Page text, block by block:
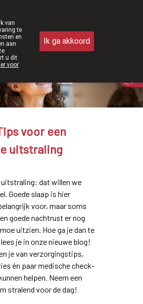
011/610300
voor een
uitstraling
dat willen we
Goede slaap is hier
voor, maar soms
goede nachtrust er nog
uitzien. Hoe ga je dan te
je in onze nieuwe blog!
je van verzorgingstips,
én paar medische check-
helpen. Neem een
stralend voor de dag!
van
te
en
aan
u dit
voor
Ik ga akkoord